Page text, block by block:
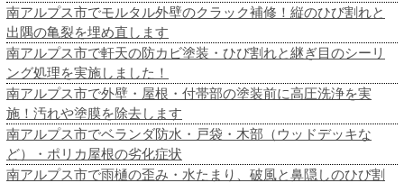
南アルプス市でモルタル外壁のクラック補修！縦のひび割れと
出隅の亀裂を埋め直します
南アルプス市で軒天の防カビ塗装・ひび割れと継ぎ目のシーリ
ング処理を実施しました！
南アルプス市で外壁・屋根・付帯部の塗装前に高圧洗浄を実
施！汚れや塗膜を除去します
南アルプス市でベランダ防水・戸袋・木部（ウッドデッキな
ど）・ポリカ屋根の劣化症状
南アルプス市で雨樋の歪み・水たまり、破風と鼻隠しのひび割